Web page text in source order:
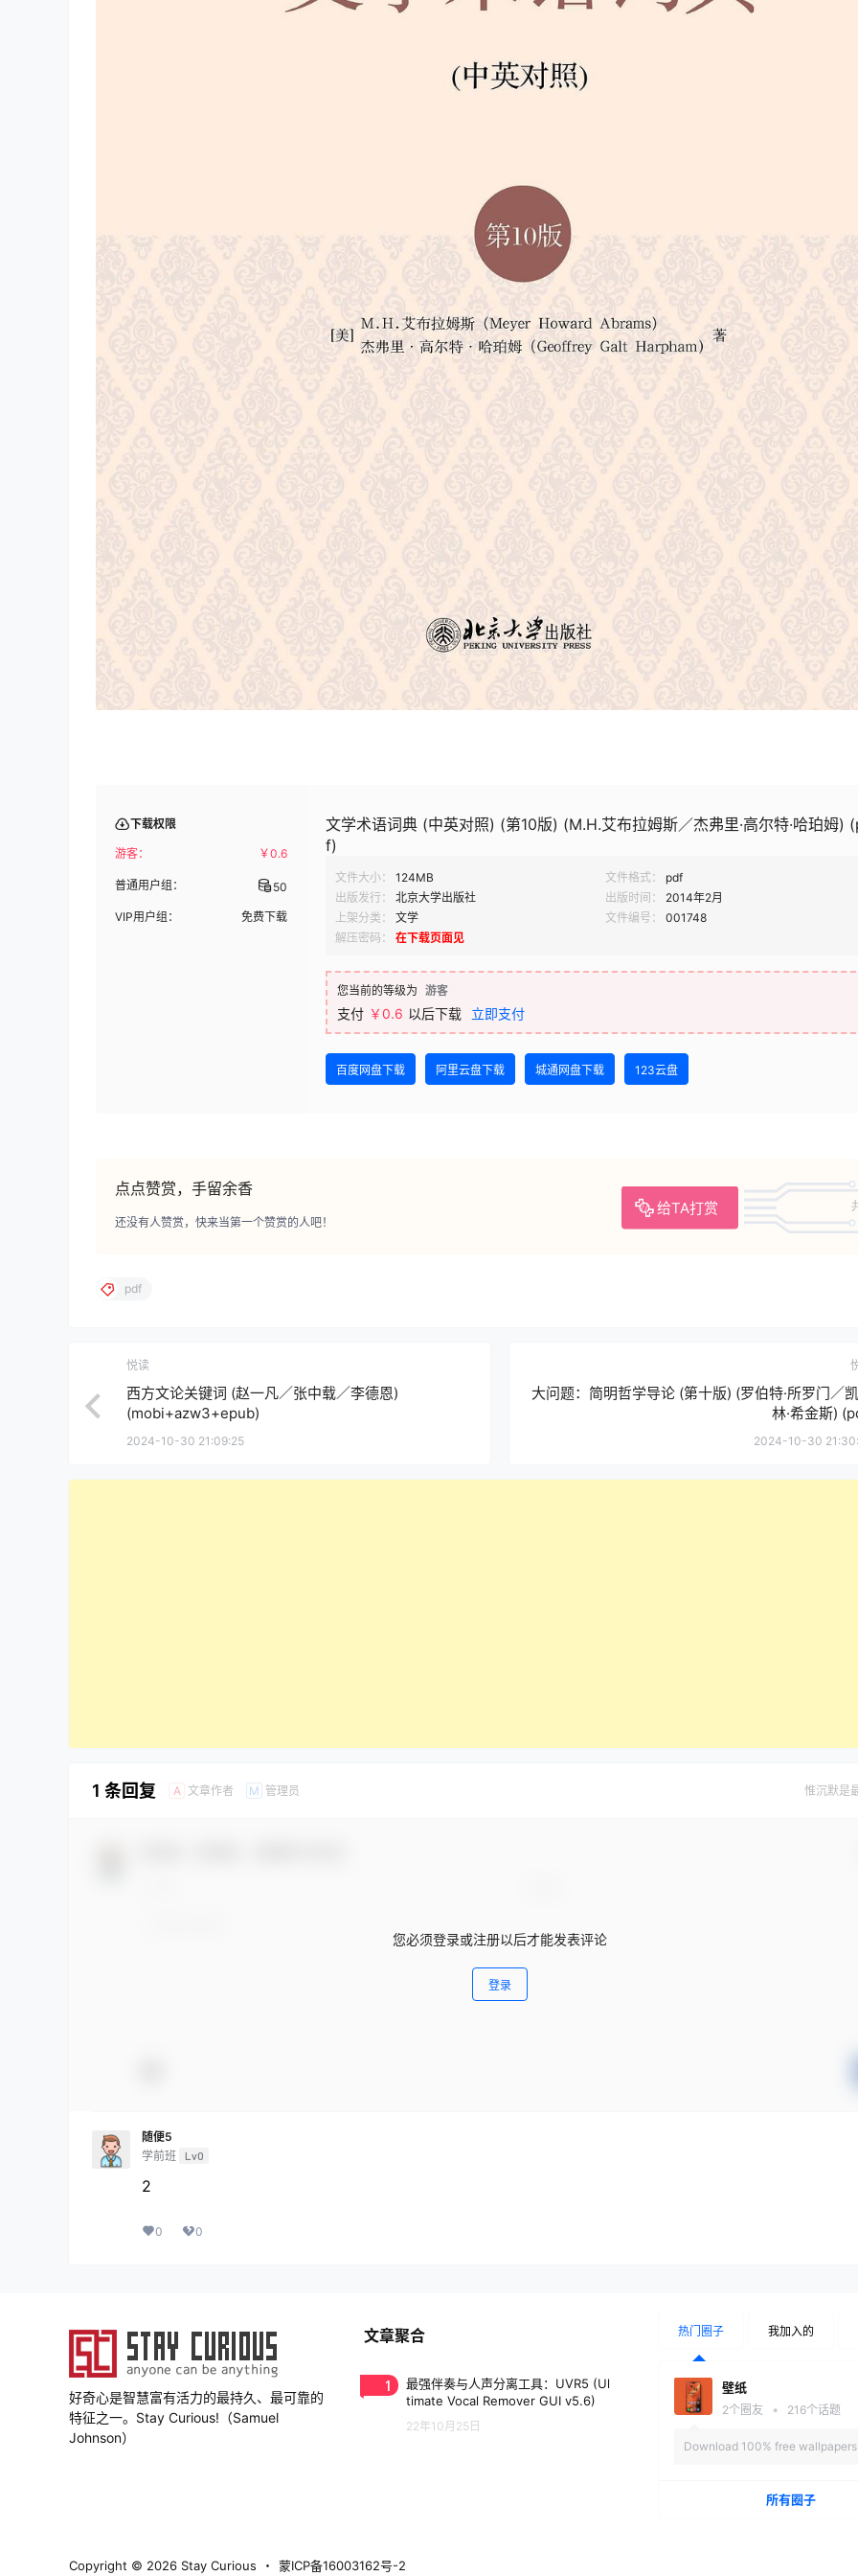
下载权限
游客： ￥0.6
普通用户组： 50
VIP用户组： 免费下载
文学术语词典 (中英对照) (第10版) (M.H.艾布拉姆斯／杰弗里·高尔特·哈珀姆)
f)
文件大小： 124MB 文件格式：
pdf
出版发行：
北京大学出版社 出版时间：
2014年2月
上架分类：
文学 文件编号：
001748
解压密码：
在下载页面见
您当前的等级为 游客
支付 ￥0.6 以后下载 立即支付
百度网盘下载 阿里云盘下载 城通网盘下载 123云盘
点点赞赏，手留余香
给TA打赏
还没有人赞赏，快来当第一个赞赏的人吧！
pdf
悦读
西方文论关键词 (赵一凡／张中载／李德恩)
(mobi+azw3+epub)
2024-10-30 21:09:25
大问题：简明哲学导论 (第十版) (罗伯特·所罗门／
林·希金斯)
2024-10-30
1 条回复 A 文章作者 M 管理员 惟沉默是
您必须登录或注册以后才能发表评论
登录
随便5
学前班 Lv0
2
0 0
好奇心是智慧富有活力的最持久、最可靠的
特征之一。Stay Curious!（Samuel
Johnson）
文章聚合
1
最强伴奏与人声分离工具：UVR5 (Ul
timate Vocal Remover GUI v5.6)
22年10月25日
热门圈子 我加入的
壁纸
2个圈友 • 216个话题
Download 100% free
所有圈子
Copyright © 2026 Stay Curious ・ 蒙ICP备16003162号-2